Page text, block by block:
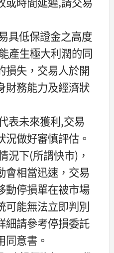
具低保證金之高度
產生極大利潤的同
損失，交易人於開
財務能力及經濟狀
表未來獲利,交易
做好審慎評估。
況下(所謂快市)，
會相當迅速，交易
動停損單在被市場
可能無法立即判別
細請參考停損委託
同意書。